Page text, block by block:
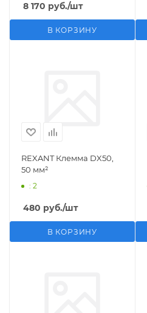
8 170 руб./шт
В КОРЗИНУ
REXANT Клемма DX50,
50 мм²
: 2
480 руб./шт
В КОРЗИНУ